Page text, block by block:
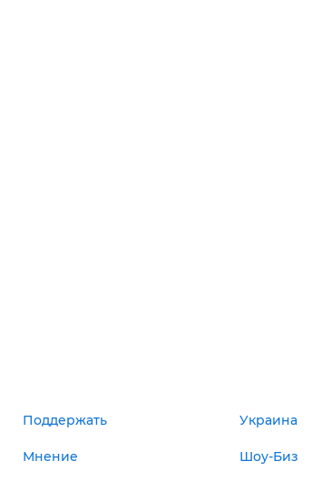
Поддержать Украина
Мнение Шоу-Биз